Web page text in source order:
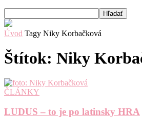
Úvod Tagy Niky Korbačková
Štítok: Niky
ČLÁNKY
LUDUS – to je po latinsky HRA